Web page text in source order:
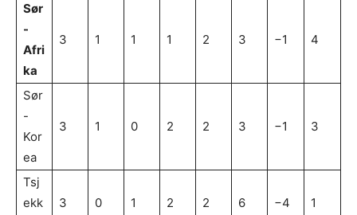
Sør
-
Afri
ka
3 1 1 1 2 3 −1 4
Sør
-
Kor
ea
3 1 0 2 2 3 −1 3
Tsj
ekk
3 0 1 2 2 6 −4 1